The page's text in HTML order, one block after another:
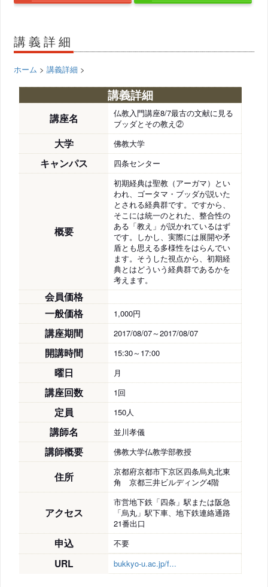
講義詳細
ホーム >講義詳細 >
講義詳細
講座名
仏教入門講座8/7最古の文献に見る
ブッダとその教え②
大学 佛教大学
キャンパス 四条センター
概要
初期経典は聖教（アーガマ）とい
われ、ゴータマ・ブッダが説いた
とされる経典群です。ですから、
そこには統一のとれた、整合性の
ある「教え」が説かれているはず
です。しかし、実際には展開や矛
盾とも思える多様性をはらんでい
ます。そうした視点から、初期経
典とはどういう経典群であるかを
考えます。
会員価格
一般価格
1,000円
講座期間 2017/08/07～2017/08/07
開講時間 15:30～17:00
曜日 月
講座回数 1回
定員 150人
講師名 並川孝儀
講師概要 佛教大学仏教学部教授
住所
京都府京都市下京区四条烏丸北東
角 京都三井ビルディング4階
アクセス
市営地下鉄「四条」駅または阪急
「烏丸」駅下車、地下鉄連絡通路
21番出口
申込 不要
URL bukkyo-u.ac.jp/f...